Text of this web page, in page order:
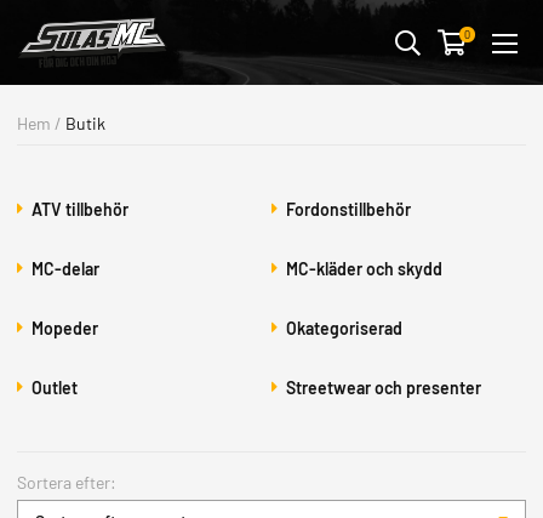
0
MC-KLÄDER & SKYDD
FORDONSTILLBEHÖR
OUTLET
ALLA FORDON
Hem / Butik
ATV tillbehör Fordonstillbehör
MC-delar MC-kläder och skydd
Mopeder Okategoriserad
Outlet Streetwear och presenter
Sortera efter: